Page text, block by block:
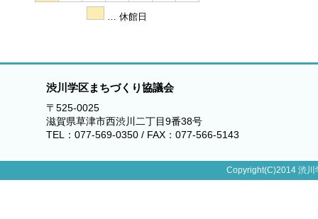
… 休館日
渋川学区まちづくり協議会
〒525-0025
滋賀県草津市西渋川二丁目9番38号
TEL：077-569-0350 / FAX：077-566-5143
Copyright(C)2014 渋川